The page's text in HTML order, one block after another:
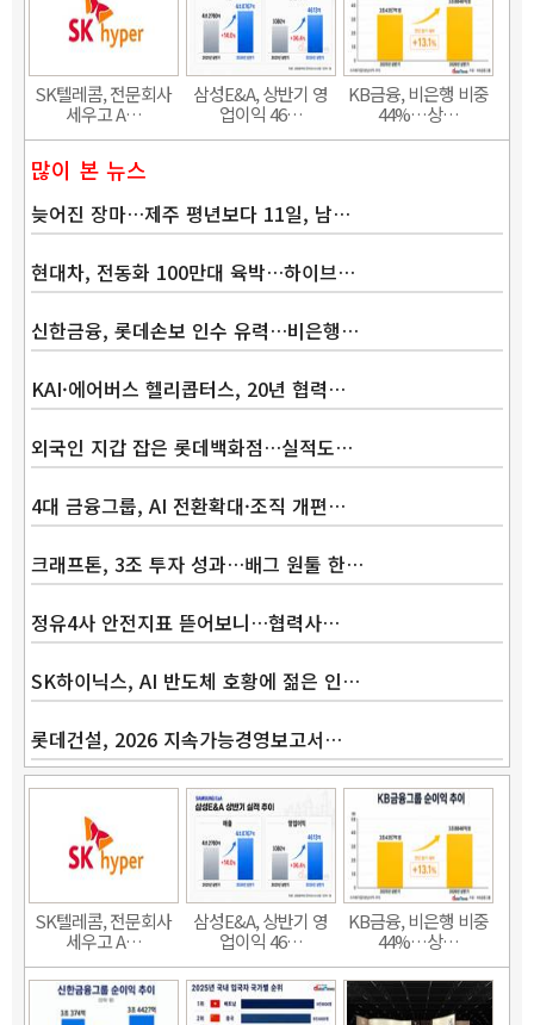
SK텔레콤, 전문회사
세우고 A…
삼성E&A, 상반기 영
업이익 46…
KB금융, 비은행 비중
44%…상…
많이 본 뉴스
늦어진 장마…제주 평년보다 11일, 남…
현대차, 전동화 100만대 육박…하이브…
신한금융, 롯데손보 인수 유력…비은행…
KAI·에어버스 헬리콥터스, 20년 협력…
외국인 지갑 잡은 롯데백화점…실적도…
4대 금융그룹, AI 전환확대·조직 개편…
크래프톤, 3조 투자 성과…배그 원툴 한…
정유4사 안전지표 뜯어보니…협력사…
SK하이닉스, AI 반도체 호황에 젊은 인…
롯데건설, 2026 지속가능경영보고서…
SK텔레콤, 전문회사
세우고 A…
삼성E&A, 상반기 영
업이익 46…
KB금융, 비은행 비중
44%…상…